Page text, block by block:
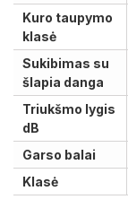
Kuro taupymo
klasė
Sukibimas su
šlapia danga
Triukšmo lygis
dB
Garso balai
Klasė